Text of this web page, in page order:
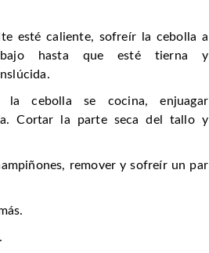
esté caliente, sofreír la cebolla a
bajo hasta que esté tierna y
la cebolla se cocina, enjuagar
Cortar la parte seca del tallo y
remover y sofreír un par